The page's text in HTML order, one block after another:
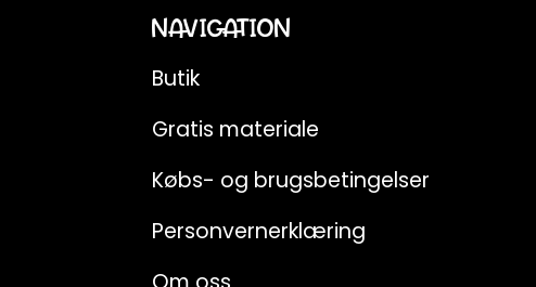
NAVIGATION
Butik
Gratis materiale
Købs- og brugsbetingelser
Personvernerklæring